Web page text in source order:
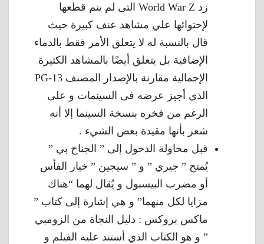
زد World War Z التى لم يتم قطعها
لإحتوائها علي مشاهد عنف كبيرة حيث
قال بالنسبة له لا يتعلق الأمر فقط بالدماء
الإضافية بل يتعلق أيضًا بالمشاهد الكثيرة
الإجمالية مقارنة بالإصدار المصنف PG-13
الذي أجيز عرضه فى السينمات و على
الرغم من فخره بنسخة السينما إلا أنه
شعر بأنها مقيدة بعض الشيء .
قبل محاولة الدخول إلى ” الجناح بي ”
يُمنح ” جيري ” و ” سيجين ” خيار الفأس
أو مضرب البيسبول و يُقال لهما “هناك
مزايا لكل منهما” و هي إشارة إلى كتاب ”
ماكس بروكس : دليل النجاة من الزومبي
” و هو الكتاب الذي أستند عليه الفيلم و